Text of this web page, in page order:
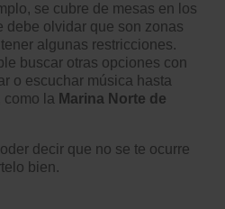
se cubre de mesas en los
debe olvidar que son zonas
algunas restricciones.
buscar otras opciones con
o escuchar música hasta
como la Marina Norte de
decir que no se te ocurre
bien.